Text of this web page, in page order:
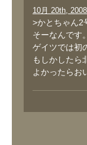
10月 20th,
>かとちゃん2
そーなんです
ゲイツでは初
もしかしたら
よかったらお